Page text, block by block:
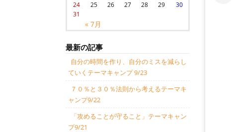
« 7月
24
25 26 27 28 29
30
31
最新の記事
自分の時間を作り、自分のミスを減らし
ていくテーマキャンプ 9/23
７０％と３０％法則から考えるテーマキ
ャンプ9/22
「攻めることが守ること」テーマキャン
プ9/21